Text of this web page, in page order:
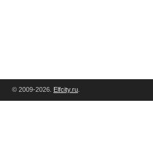
© 2009-2026. Elfcity.ru